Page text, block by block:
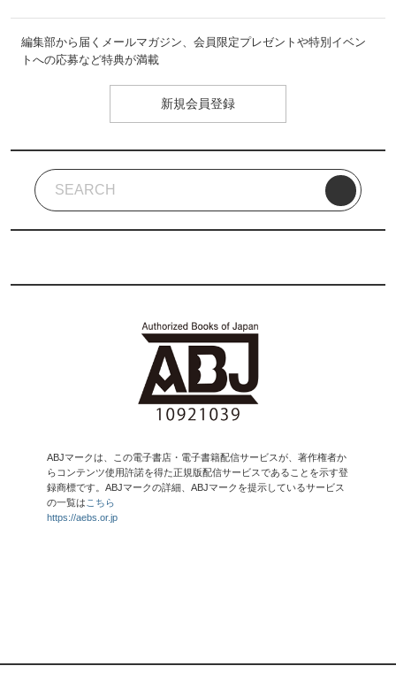
編集部から届くメールマガジン、会員限定プレゼントや特別イベン
トへの応募など特典が満載
新規会員登録
ABJマークは、この電子書店・電子書籍配信サービスが、著作権者か
らコンテンツ使用許諾を得た正規版配信サービスであることを示す登
録商標です。ABJマークの詳細、ABJマークを提示しているサービス
の一覧は こちら
https://aebs.or.jp